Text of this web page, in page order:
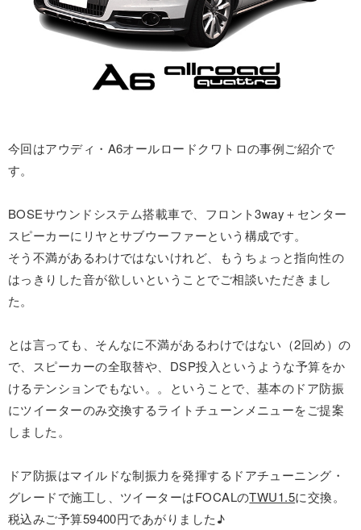
今回はアウディ・A6オールロードクワトロの事例ご紹介で
す。
BOSEサウンドシステム搭載車で、フロント3way＋センター
スピーカーにリヤとサブウーファーという構成です。
そう不満があるわけではないけれど、もうちょっと指向性の
はっきりした音が欲しいということでご相談いただきまし
た。
とは言っても、そんなに不満があるわけではない（2回め）の
で、スピーカーの全取替や、DSP投入というような予算をか
けるテンションでもない。。ということで、基本のドア防振
にツイーターのみ交換するライトチューンメニューをご提案
しました。
ドア防振はマイルドな制振力を発揮するドアチューニング・
グレードで施工し、ツイーターはFOCALのTWU1.5に交換。
税込みご予算59400円であがりました♪